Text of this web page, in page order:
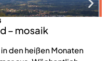
– mosaik
den heißen Monaten